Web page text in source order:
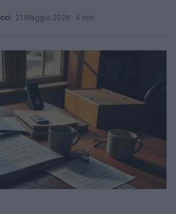
· 21 Maggio 2026 · 4 min